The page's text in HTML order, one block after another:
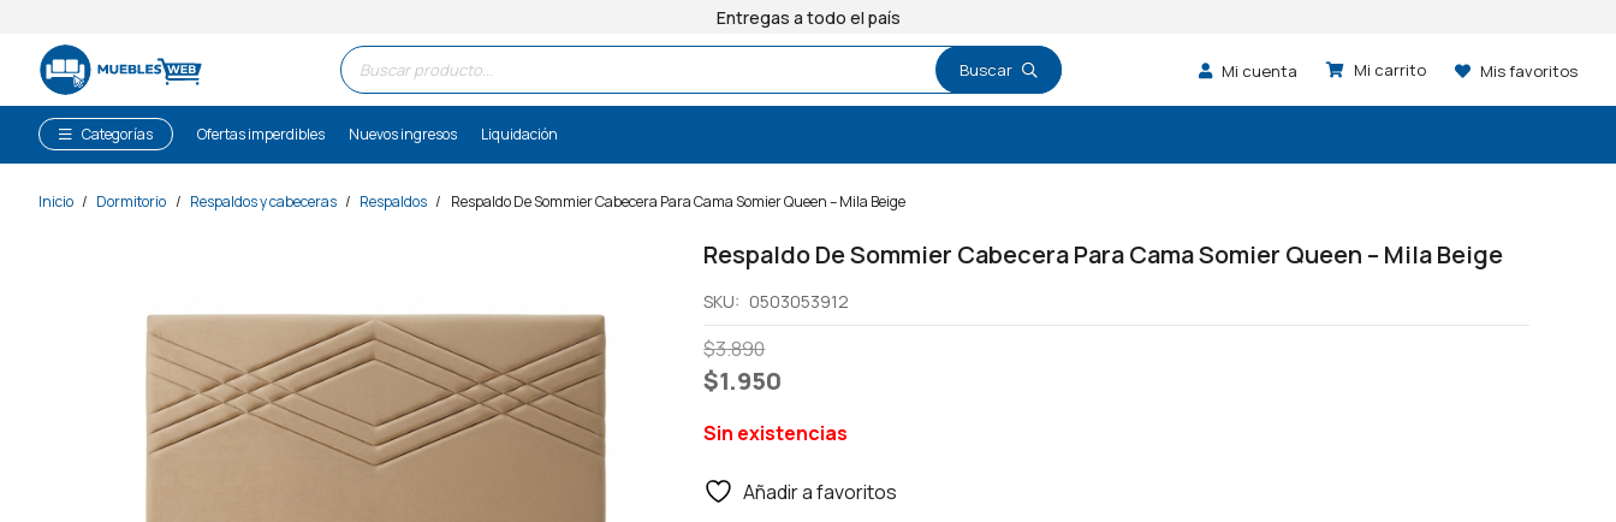
Entregas a todo el país
Búsqueda
de
productos
Mi cuenta Mis favoritos
Categorías Ofertas imperdibles Nuevos ingresos Liquidación
Inicio / Dormitorio / Respaldos y cabeceras / Respaldos / Respaldo De Sommier Cabecera Para Cama Somier Queen – Mila Beige
Respaldo De Sommier Cabecera Para Cama Somier Queen – Mila Beige
SKU: 0503053912
$3.890
El
precio
era:
$1.950
El
precio
es:
Sin existencias
Añadir a favoritos